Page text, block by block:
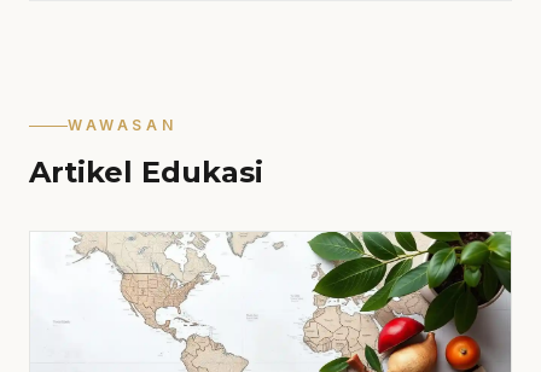
WAWASAN
Artikel Edukasi